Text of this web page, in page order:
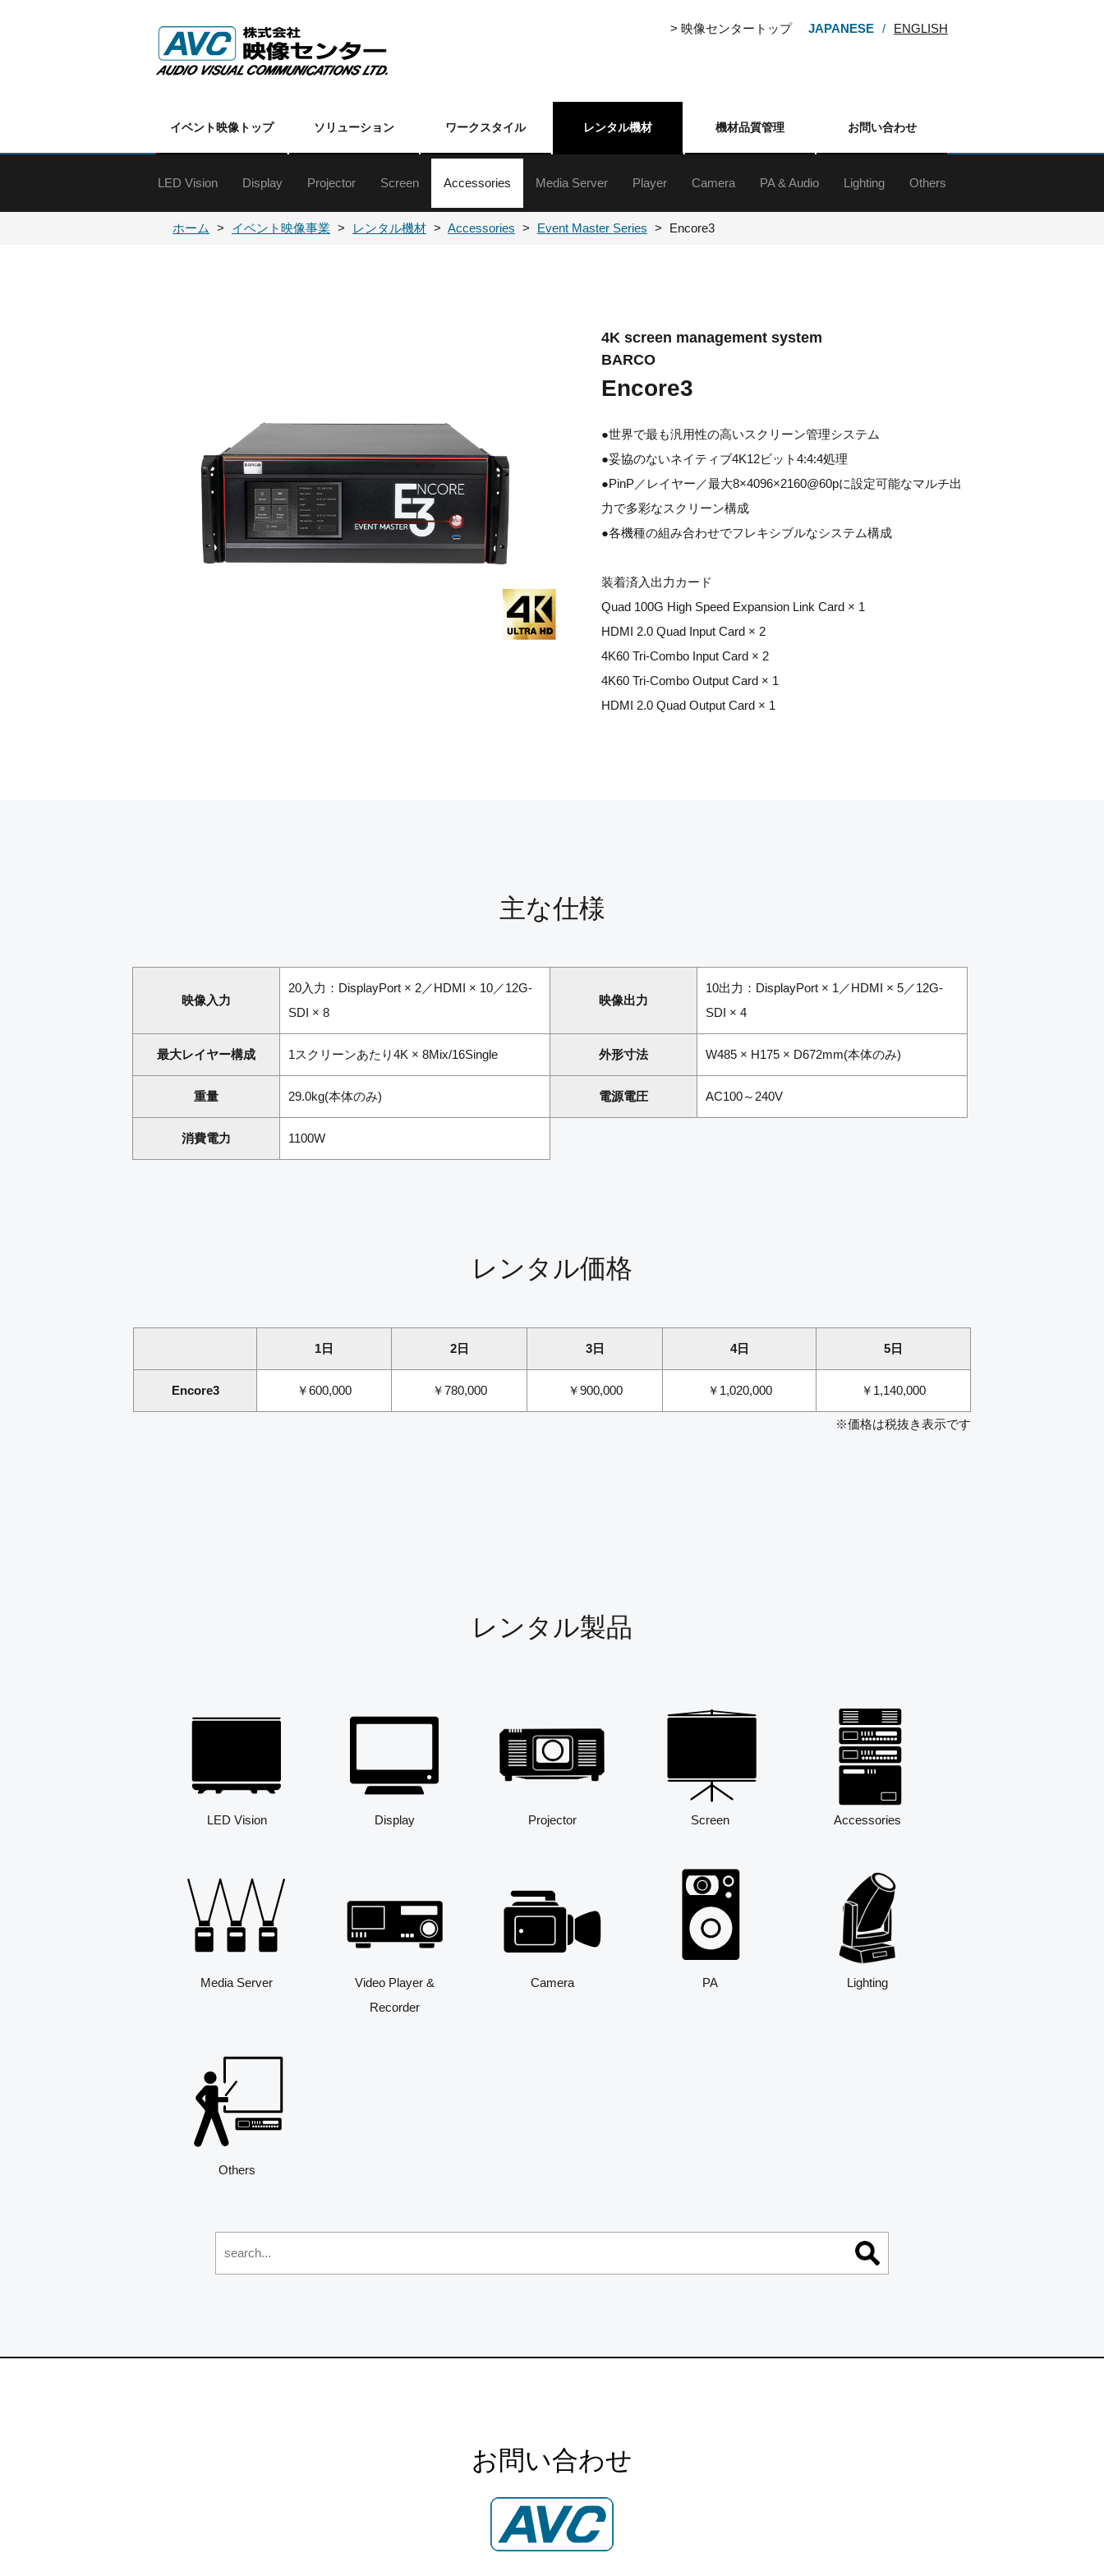
> 映像センタートップ JAPANESE ENGLISH
イベント映像トップ ソリューション ワークスタイル レンタル機材 機材品質管理 お問い合わせ
LED Vision Display
特殊ディスプレイ
60インチ以上
50インチクラス
40インチクラス
30インチクラス
20インチクラス
19インチ以下
オプション
各種金具
Projector
DLPプロジェクター5000lm以上
DLPプロジェクター5000lm未満
LCDプロジェクター5000lm以上
LCDプロジェクター5000lm未満
各種プロジェクター台
プロジェクターレンズ
Screen
自立・組立式スクリーン(16:9)
自立・組立式スクリーン(4:3)
三脚式／フロアタイプ／吊下げ／壁掛けスクリーン
Accessories
Event Master Series
プレゼンテーションスイッチャー
ライブスイッチャー
各種セレクター
フォーマットコンバーター
ストリーミングアクセサリー
分配器
伝送機器
その他周辺（映像）
Media Server Player
ハードディスク
メディアプレーヤー
XDCAM・HDCAM・HDV
DVCAM・ベータカム
ブルーレイ
DVD
Camera
業務用カメラ
民生用カメラ
書画カメラ
その他カメラ
カメラレンズ
カメラアクセサリー
PA & Audio
d&b audiotechnik Sound System
ラインアレイスピーカー
スピーカー
サブウーファー
スピーカースタンド
Digital Mixing System
ミキサー
アンプ
マイクロフォン
マイクスタンド
ワイヤレスシステム
インイヤーモニターシステム
各種デッキ
その他周辺（オーディオ）
Lighting Others
ネットワーク機器
プレゼンテーションサポート機器
ホーム
イベント映像事業 レンタル機材 Accessories Event Master Series Encore3
4K screen management system
BARCO
Encore3
●世界で最も汎⽤性の⾼いスクリーン管理システム
●妥協のないネイティブ4K12ビット4:4:4処理
●PinP／レイヤー／最⼤8×4096×2160@60pに設定可能なマルチ出
力で多彩なスクリーン構成
●各機種の組み合わせでフレキシブルなシステム構成
装着済入出力カード
Quad 100G High Speed Expansion Link Card × 1
HDMI 2.0 Quad Input Card × 2
4K60 Tri-Combo Input Card × 2
4K60 Tri-Combo Output Card × 1
HDMI 2.0 Quad Output Card × 1
主な仕様
映像入力
20入力：DisplayPort × 2／HDMI × 10／12G-
SDI × 8
映像出力
10出力：DisplayPort × 1／HDMI × 5／12G-
SDI × 4
最大レイヤー構成 1スクリーンあたり4K × 8Mix/16Single 外形寸法 W485 × H175 × D672mm(本体のみ)
重量 29.0kg(本体のみ) 電源電圧 AC100～240V
消費電力 1100W
レンタル価格
1日 2日 3日 4日 5日
Encore3 ￥600,000 ￥780,000 ￥900,000 ￥1,020,000 ￥1,140,000
※価格は税抜き表示です
レンタル製品
LED Vision Display Projector Screen Accessories
Media Server
Video Player &
Recorder
Camera PA Lighting
Others
お問い合わせ